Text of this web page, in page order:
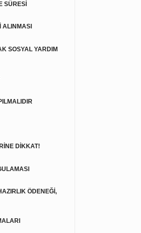
SÜRESİ
ALINMASI
SOSYAL YARDIM
DİKKAT!
ÖDENEĞİ,